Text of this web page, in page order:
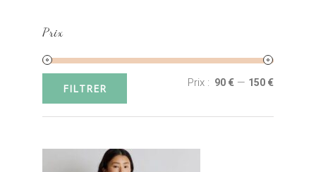
Prix
Prix
Prix
FILTRER Prix : 90 € — 150 €